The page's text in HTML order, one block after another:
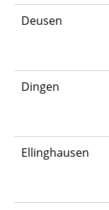
Deusen
Dingen
Ellinghausen